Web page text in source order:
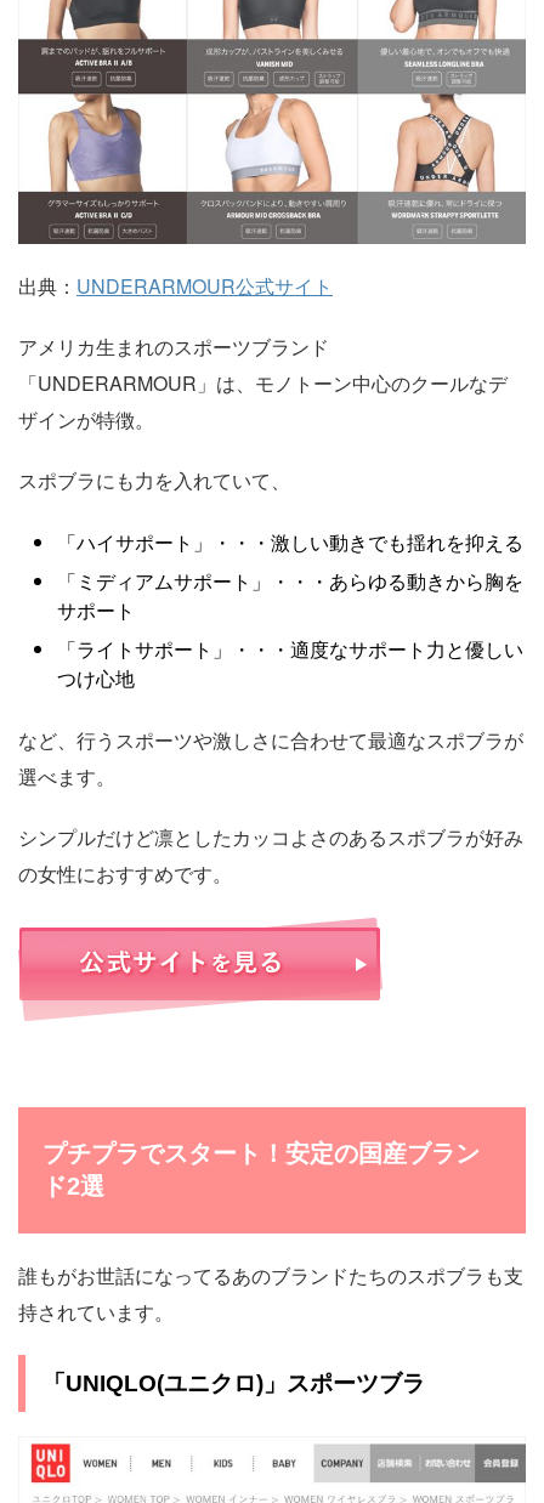
出典： UNDERARMOUR公式サイト
アメリカ生まれのスポーツブランド
「UNDERARMOUR」は、モノトーン中心のクールなデ
ザインが特徴。
スポブラにも力を入れていて、
「ハイサポート」・・・激しい動きでも揺れを抑える
「ミディアムサポート」・・・あらゆる動きから胸を
サポート
「ライトサポート」・・・適度なサポート力と優しい
つけ心地
など、行うスポーツや激しさに合わせて最適なスポブラが
選べます。
シンプルだけど凛としたカッコよさのあるスポブラが好み
の女性におすすめです。
プチプラでスタート！安定の国産ブラン
ド2選
誰もがお世話になってるあのブランドたちのスポブラも支
持されています。
「UNIQLO(ユニクロ)」スポーツブラ